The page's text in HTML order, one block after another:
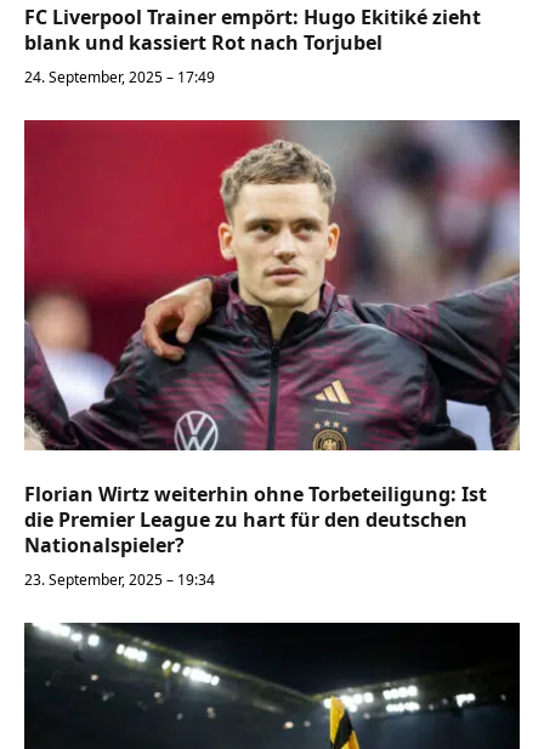
FC Liverpool Trainer empört: Hugo Ekitiké zieht
blank und kassiert Rot nach Torjubel
24. September, 2025 – 17:49
Florian Wirtz weiterhin ohne Torbeteiligung: Ist
die Premier League zu hart für den deutschen
Nationalspieler?
23. September, 2025 – 19:34